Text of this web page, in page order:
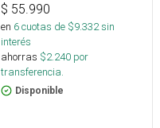
$ 55.990
en 6cuotas de $9.332sin
interés
ahorras $2.240 por
transferencia.
Disponible